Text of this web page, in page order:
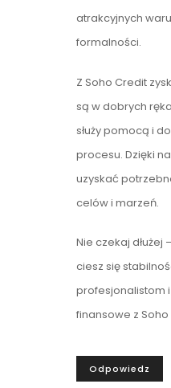
atrakcyjnych
formalności.
Z Soho Credit
są w dobrych
służy pomocą i
procesu. Dzięki
uzyskać
celów i marzeń.
Nie czekaj dłużej
ciesz się
profesjonalistom
finansowe z Soho
Odpowiedz